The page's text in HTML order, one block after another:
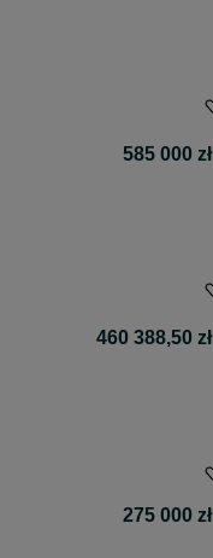
585 000 zł
460 388,50 zł
275 000 zł